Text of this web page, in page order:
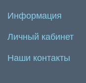
Информация
Личный кабинет
Наши контакты